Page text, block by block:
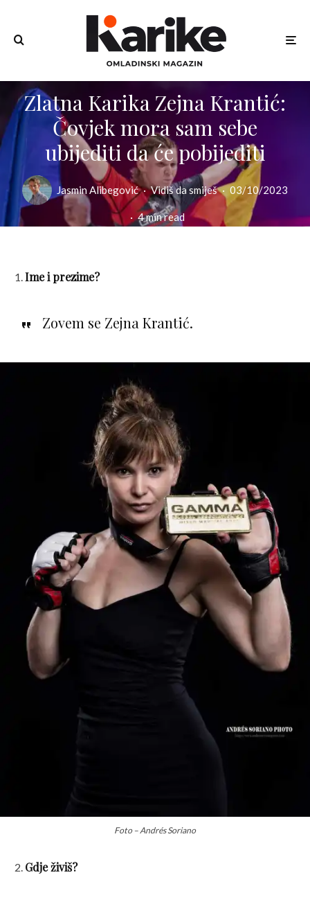
Zlatna Karika Zejna Krantić:
Čovjek mora sam sebe
ubijediti da će pobijediti
Jasmin Alibegović · Vidiš da smiješ · 03/10/2023
· 4 min read
Ime i prezime?
Zovem se Zejna Krantić.
Foto – Andrés Soriano
Gdje živiš?